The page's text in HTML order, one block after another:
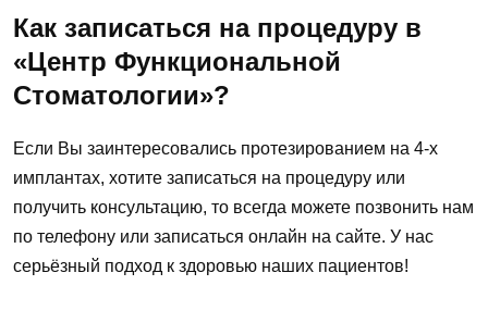
Как записаться на процедуру в
«Центр Функциональной
Стоматологии»?
Если Вы заинтересовались протезированием на 4-х
имплантах, хотите записаться на процедуру или
получить консультацию, то всегда можете позвонить нам
по телефону или записаться онлайн на сайте. У нас
серьёзный подход к здоровью наших пациентов!